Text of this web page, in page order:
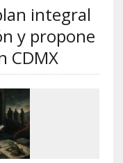
integral
y propone
CDMX